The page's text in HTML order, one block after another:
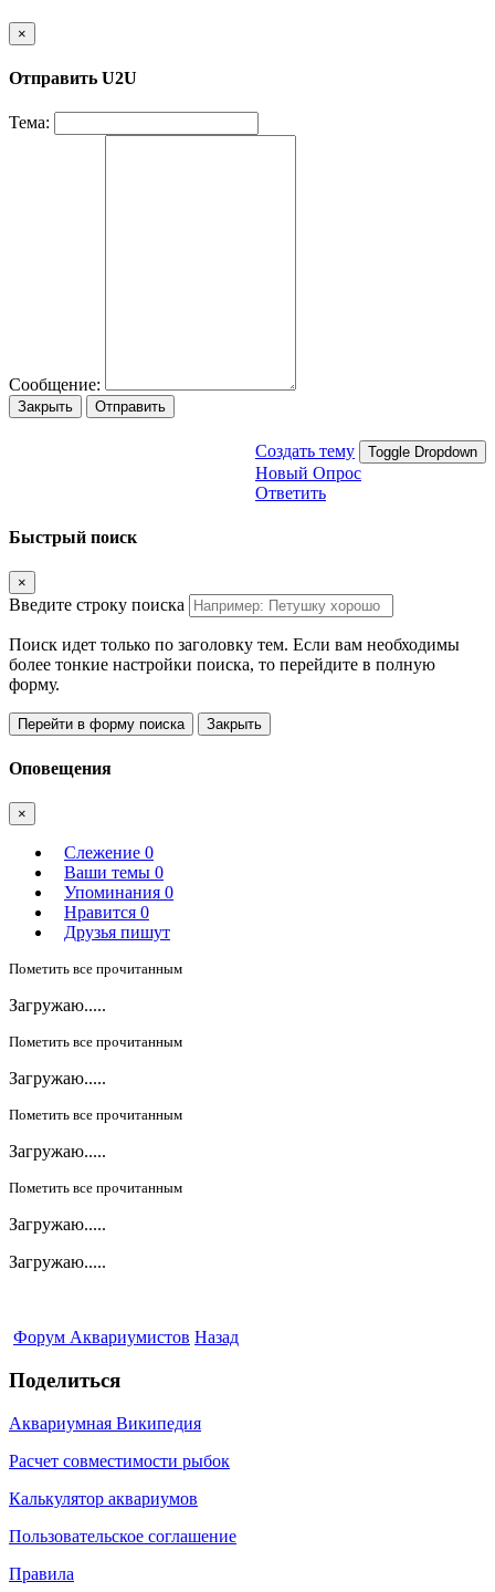
×
Отправить U2U
Тема:
Сообщение:
Закрыть Отправить
Создать тему Toggle Dropdown
Новый Опрос
Ответить
Быстрый поиск
×
Введите строку поиска
Поиск идет только по заголовку тем. Если вам необходимы
более тонкие настройки поиска, то перейдите в полную
форму.
Перейти в форму поиска Закрыть
Оповещения
×
Слежение 0
Ваши темы 0
Упоминания 0
Нравится 0
Друзья пишут
Пометить все прочитанным
Загружаю.....
Пометить все прочитанным
Загружаю.....
Пометить все прочитанным
Загружаю.....
Пометить все прочитанным
Загружаю.....
Загружаю.....
Форум Аквариумистов Назад
Поделиться
Аквариумная Википедия
Расчет совместимости рыбок
Калькулятор аквариумов
Пользовательское соглашение
Правила